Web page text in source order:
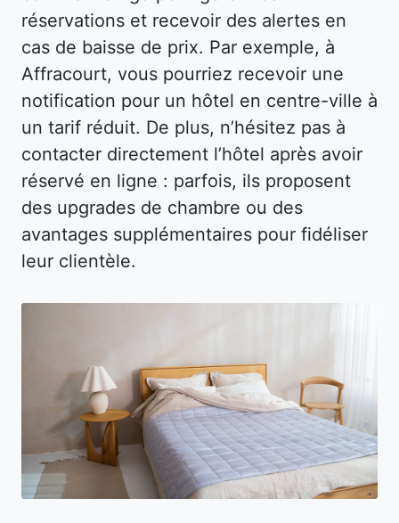
réservations et recevoir des alertes en
cas de baisse de prix. Par exemple, à
Affracourt, vous pourriez recevoir une
notification pour un hôtel en centre-ville à
un tarif réduit. De plus, n’hésitez pas à
contacter directement l’hôtel après avoir
réservé en ligne : parfois, ils proposent
des upgrades de chambre ou des
avantages supplémentaires pour fidéliser
leur clientèle.